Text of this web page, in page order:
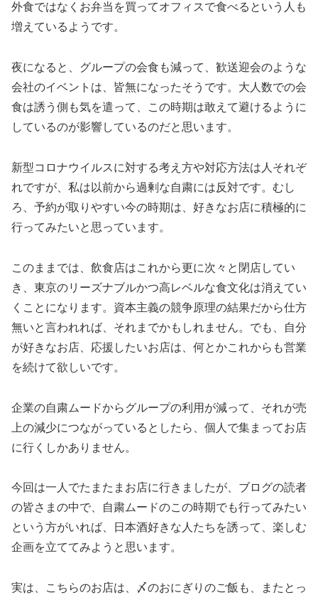
外食ではなくお弁当を買ってオフィスで食べるという人も
増えているようです。
夜になると、グループの会食も減って、歓送迎会のような
会社のイベントは、皆無になったそうです。大人数での会
食は誘う側も気を遣って、この時期は敢えて避けるように
しているのが影響しているのだと思います。
新型コロナウイルスに対する考え方や対応方法は人それぞ
れですが、私は以前から過剰な自粛には反対です。むし
ろ、予約が取りやすい今の時期は、好きなお店に積極的に
行ってみたいと思っています。
このままでは、飲食店はこれから更に次々と閉店してい
き、東京のリーズナブルかつ高レベルな食文化は消えてい
くことになります。資本主義の競争原理の結果だから仕方
無いと言われれば、それまでかもしれません。でも、自分
が好きなお店、応援したいお店は、何とかこれからも営業
を続けて欲しいです。
企業の自粛ムードからグループの利用が減って、それが売
上の減少につながっているとしたら、個人で集まってお店
に行くしかありません。
今回は一人でたまたまお店に行きましたが、ブログの読者
の皆さまの中で、自粛ムードのこの時期でも行ってみたい
という方がいれば、日本酒好きな人たちを誘って、楽しむ
企画を立ててみようと思います。
実は、こちらのお店は、〆のおにぎりのご飯も、またとっ